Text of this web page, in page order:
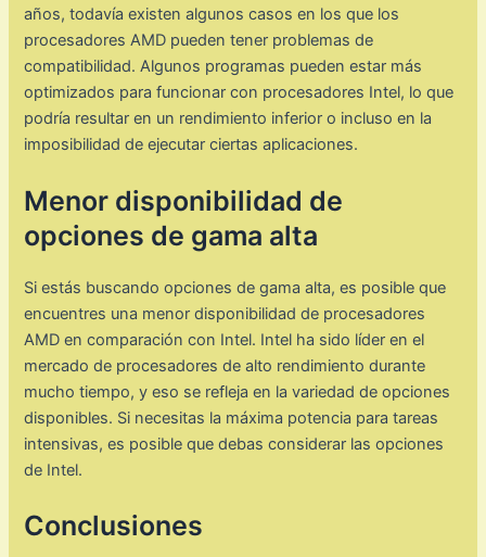
años, todavía existen algunos casos en los que los
procesadores AMD pueden tener problemas de
compatibilidad. Algunos programas pueden estar más
optimizados para funcionar con procesadores Intel, lo que
podría resultar en un rendimiento inferior o incluso en la
imposibilidad de ejecutar ciertas aplicaciones.
Menor disponibilidad de
opciones de gama alta
Si estás buscando opciones de gama alta, es posible que
encuentres una menor disponibilidad de procesadores
AMD en comparación con Intel. Intel ha sido líder en el
mercado de procesadores de alto rendimiento durante
mucho tiempo, y eso se refleja en la variedad de opciones
disponibles. Si necesitas la máxima potencia para tareas
intensivas, es posible que debas considerar las opciones
de Intel.
Conclusiones